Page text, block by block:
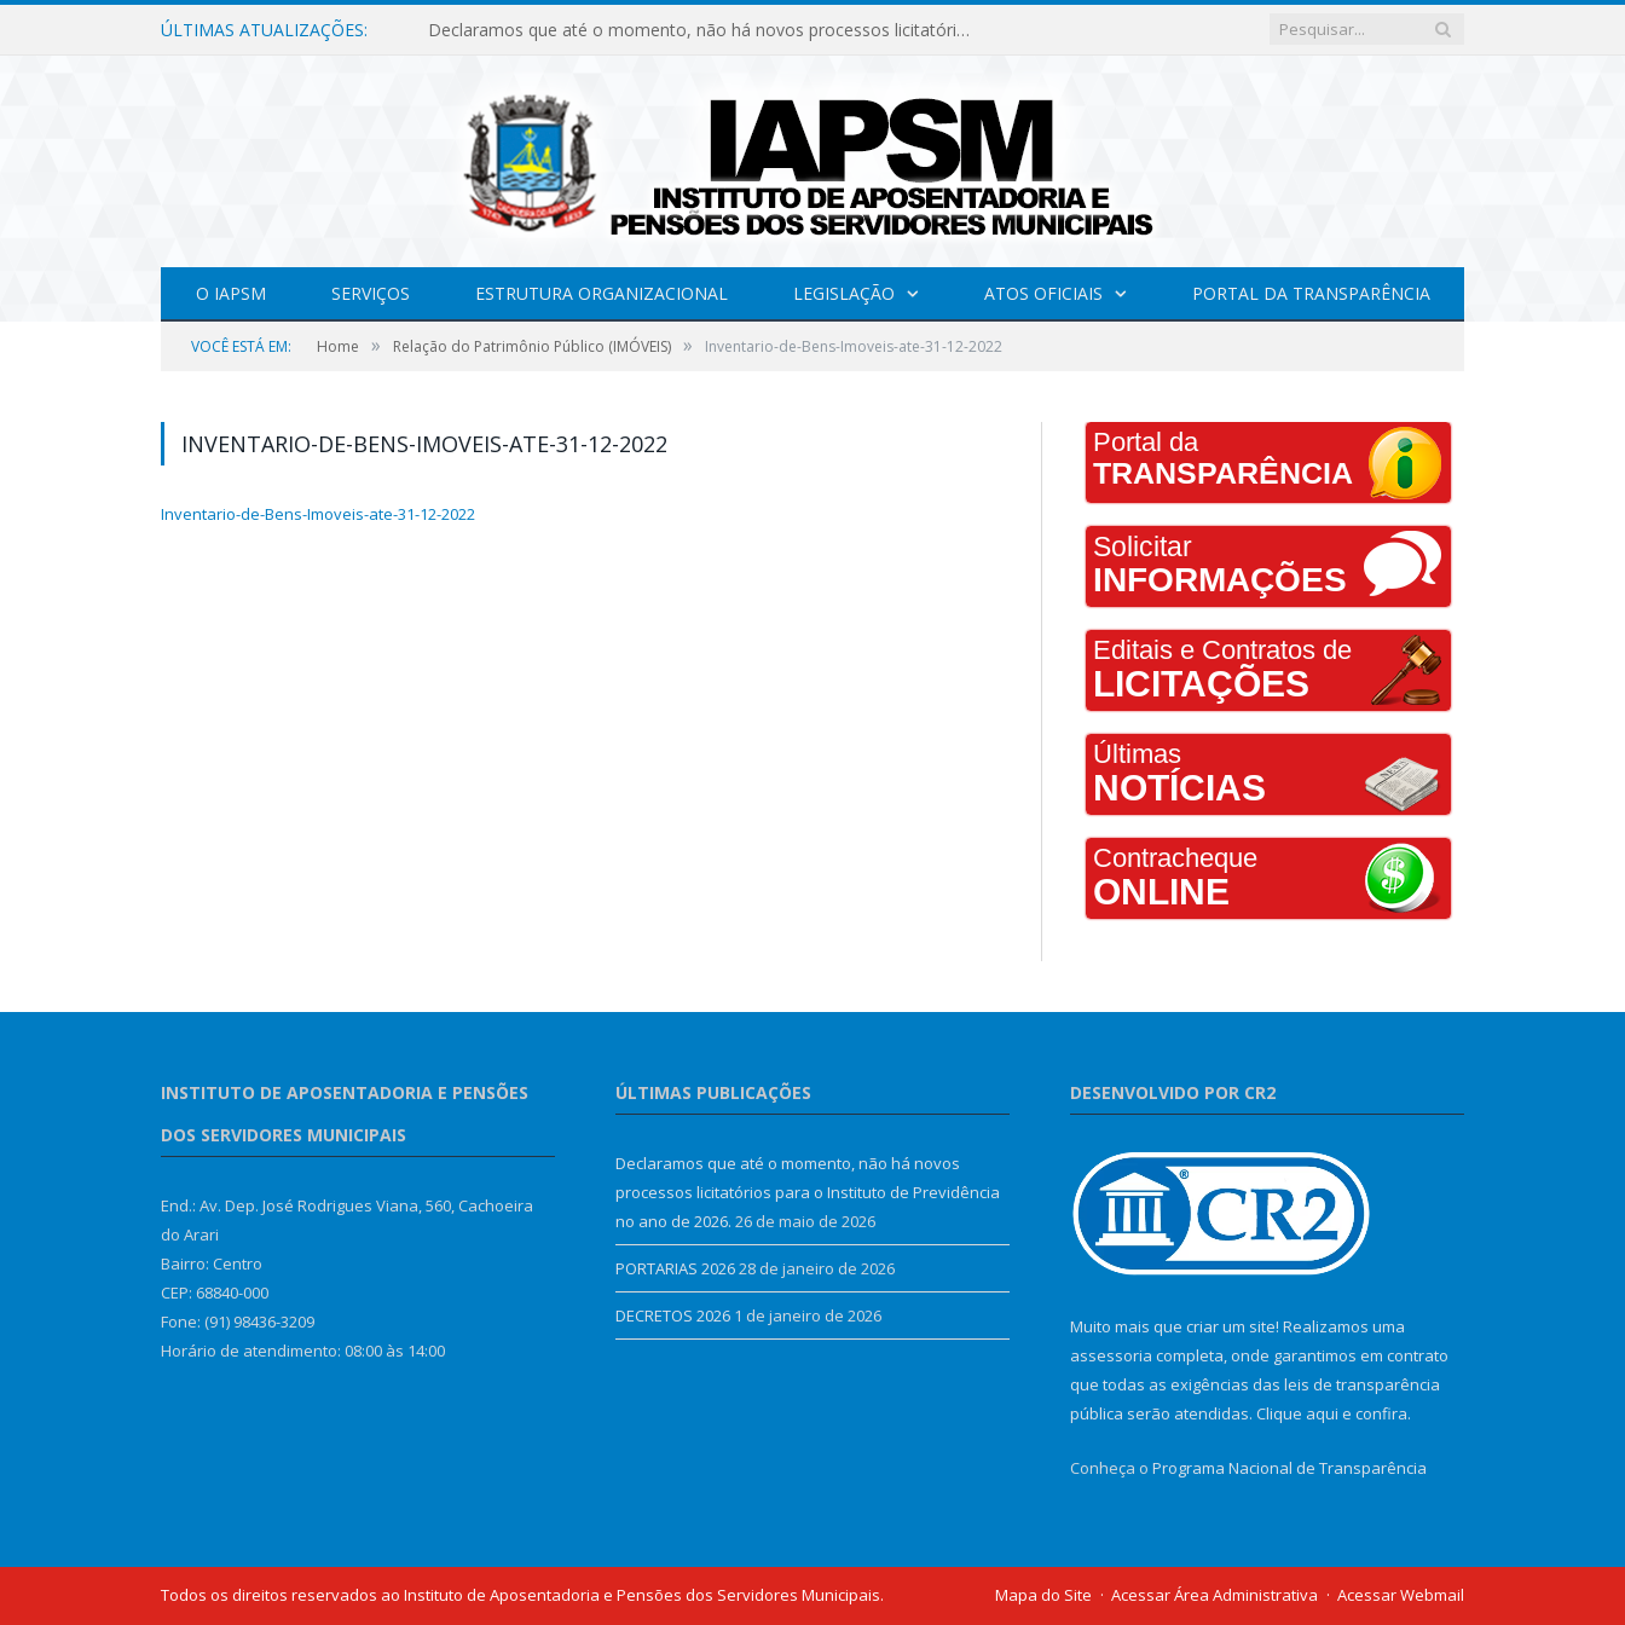
ÚLTIMAS ATUALIZAÇÕES: Declaramos que até o momento, não há novos processos licitatórios para o Instituto de Previdência no ano de 2026.
O IAPSM SERVIÇOS ESTRUTURA ORGANIZACIONAL LEGISLAÇÃO ATOS OFICIAIS PORTAL DA TRANSPARÊNCIA
VOCÊ ESTÁ EM: Home » Relação do Patrimônio Público (IMÓVEIS) » Inventario-de-Bens-Imoveis-ate-31-12-2022
INVENTARIO-DE-BENS-IMOVEIS-ATE-31-12-2022
Inventario-de-Bens-Imoveis-ate-31-12-2022
Portal da
TRANSPARÊNCIA
Solicitar
INFORMAÇÕES
Editais e Contratos de
LICITAÇÕES
Últimas
NOTÍCIAS
Contracheque
ONLINE
INSTITUTO DE APOSENTADORIA E PENSÕES
DOS SERVIDORES MUNICIPAIS
End.: Av. Dep. José Rodrigues Viana, 560, Cachoeira
do Arari
Bairro: Centro
CEP: 68840-000
Fone: (91) 98436-3209
Horário de atendimento: 08:00 às 14:00
ÚLTIMAS PUBLICAÇÕES
Declaramos que até o momento, não há novos
processos licitatórios para o Instituto de Previdência
no ano de 2026. 26 de maio de 2026
PORTARIAS 202628 de janeiro de 2026
DECRETOS 2026 1 de janeiro de 2026
DESENVOLVIDO POR CR2
Muito mais que criar um site! Realizamos uma
assessoria completa, onde garantimos em contrato
que todas as exigências das leis de transparência
pública serão atendidas. Clique aqui e confira.
Conheça o Programa Nacional de Transparência
Todos os direitos reservados ao Instituto de Aposentadoria e Pensões dos Servidores Municipais. Mapa do Site Acessar Área Administrativa Acessar Webmail